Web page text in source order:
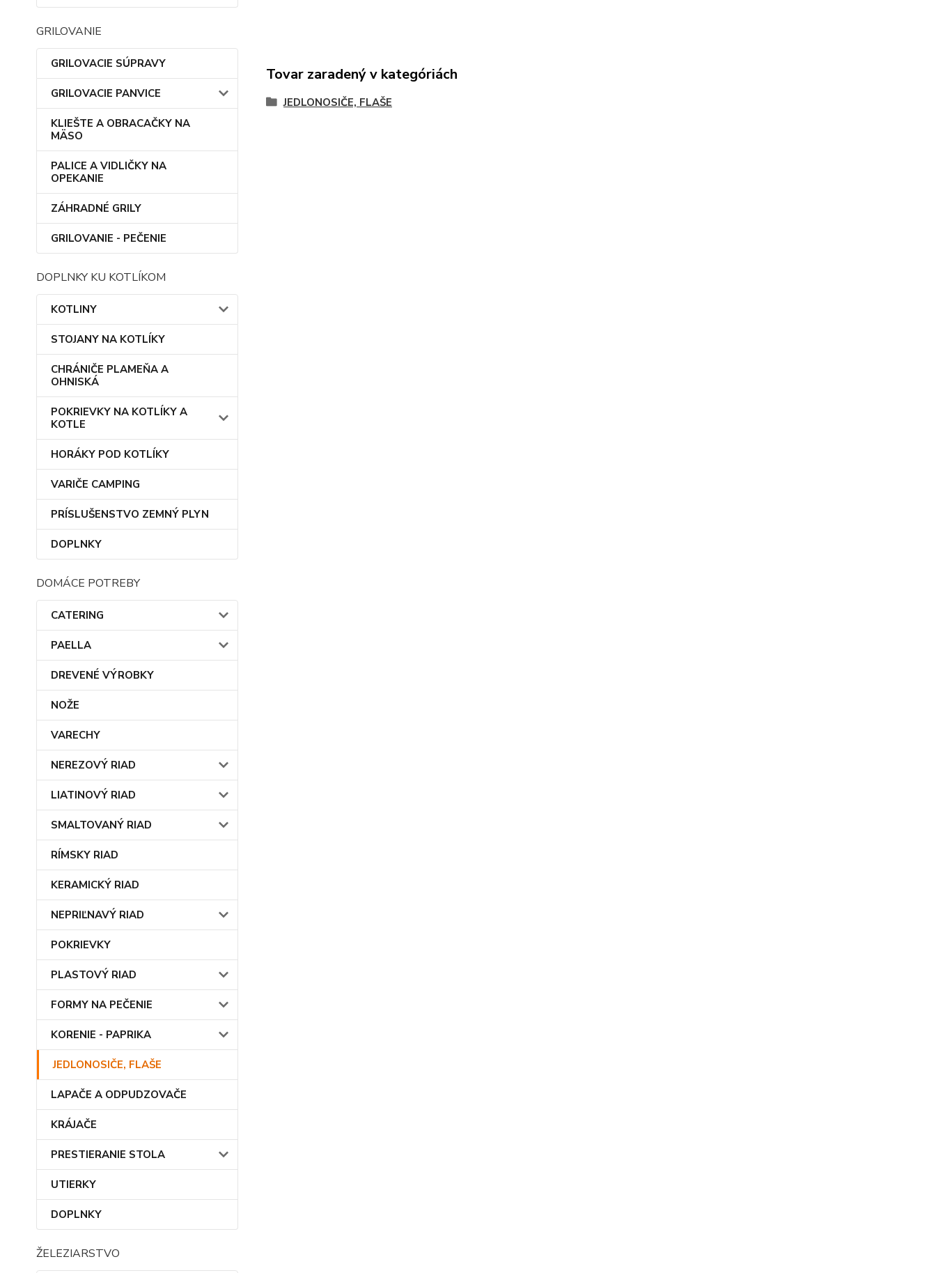
GRILOVANIE
GRILOVACIE SÚPRAVY
GRILOVACIE PANVICE
KLIEŠTE A OBRACAČKY NA
MÄSO
PALICE A VIDLIČKY NA
OPEKANIE
ZÁHRADNÉ GRILY
GRILOVANIE - PEČENIE
DOPLNKY KU KOTLÍKOM
KOTLINY
STOJANY NA KOTLÍKY
CHRÁNIČE PLAMEŇA A
OHNISKÁ
POKRIEVKY NA KOTLÍKY A
KOTLE
HORÁKY POD KOTLÍKY
VARIČE CAMPING
PRÍSLUŠENSTVO ZEMNÝ PLYN
DOPLNKY
DOMÁCE POTREBY
CATERING
PAELLA
DREVENÉ VÝROBKY
NOŽE
VARECHY
NEREZOVÝ RIAD
LIATINOVÝ RIAD
SMALTOVANÝ RIAD
RÍMSKY RIAD
KERAMICKÝ RIAD
NEPRIĽNAVÝ RIAD
POKRIEVKY
PLASTOVÝ RIAD
FORMY NA PEČENIE
KORENIE - PAPRIKA
JEDLONOSIČE, FLAŠE
LAPAČE A ODPUDZOVAČE
KRÁJAČE
PRESTIERANIE STOLA
UTIERKY
DOPLNKY
ŽELEZIARSTVO
Tovar zaradený v kategóriách
JEDLONOSIČE, FLAŠE